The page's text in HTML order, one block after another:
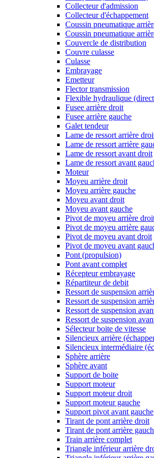
Collecteur d'admission
Collecteur d'échappement
Coussin pneumatique
Coussin pneumatique
Couvercle de distribution
Couvre culasse
Culasse
Embrayage
Emetteur
Flector transmission
Flexible hydraulique
Fusee arrière droit
Fusee arrière gauche
Galet tendeur
Lame de ressort arrière
Lame de ressort arrière
Lame de ressort avant droit
Lame de ressort avant
Moteur
Moyeu arrière droit
Moyeu arrière gauche
Moyeu avant droit
Moyeu avant gauche
Pivot de moyeu arrière
Pivot de moyeu arrière
Pivot de moyeu avant droit
Pivot de moyeu avant
Pont (propulsion)
Pont avant complet
Récepteur embrayage
Répartiteur de debit
Ressort de suspension
Ressort de suspension
Ressort de suspension
Ressort de suspension
Sélecteur boite de vitesse
Silencieux arrière
Silencieux intermédiaire
Sphère arrière
Sphère avant
Support de boite
Support moteur
Support moteur droit
Support moteur gauche
Support pivot avant gauche
Tirant de pont arrière droit
Tirant de pont arrière
Train arrière complet
Triangle inférieur arrière